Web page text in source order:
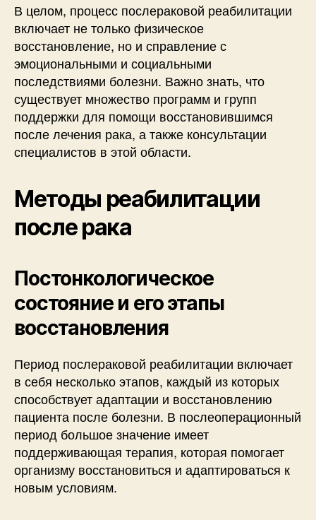
В целом, процесс послераковой реабилитации
включает не только физическое
восстановление, но и справление с
эмоциональными и социальными
последствиями болезни. Важно знать, что
существует множество программ и групп
поддержки для помощи восстановившимся
после лечения рака, а также консультации
специалистов в этой области.
Методы реабилитации
после рака
Постонкологическое
состояние и его этапы
восстановления
Период послераковой реабилитации включает
в себя несколько этапов, каждый из которых
способствует адаптации и восстановлению
пациента после болезни. В послеоперационный
период большое значение имеет
поддерживающая терапия, которая помогает
организму восстановиться и адаптироваться к
новым условиям.